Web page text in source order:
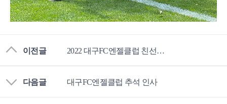
이전글 2022 대구FC엔젤클럽 친선골프대회
다음글 대구FC엔젤클럽 추석 인사